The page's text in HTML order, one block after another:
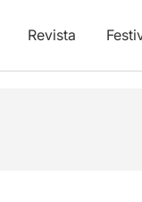
Revista